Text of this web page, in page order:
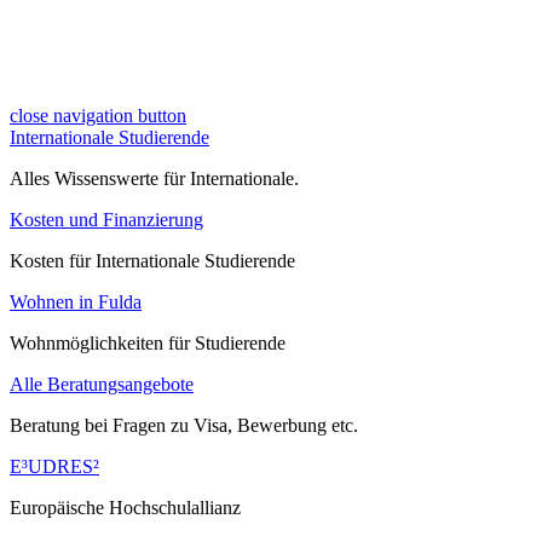
close navigation button
Internationale Studierende
Alles Wissenswerte für Internationale.
Kosten und Finanzierung
Kosten für Internationale Studierende
Wohnen in Fulda
Wohnmöglichkeiten für Studierende
Alle Beratungsangebote
Beratung bei Fragen zu Visa, Bewerbung etc.
E³UDRES²
Europäische Hochschulallianz